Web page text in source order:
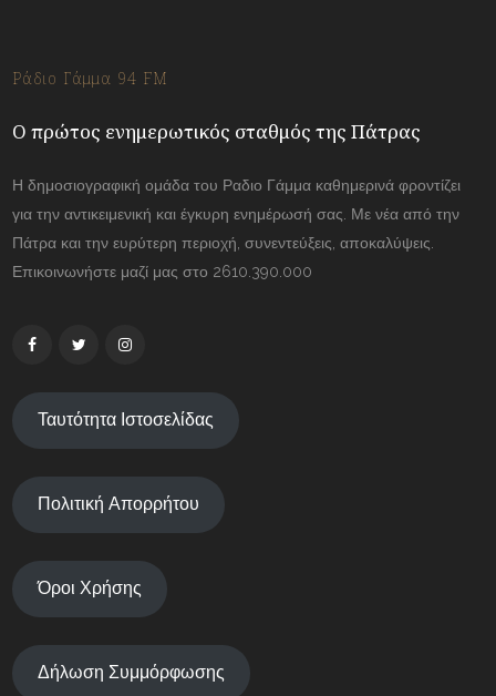
Ράδιο Γάμμα 94 FM
Ο πρώτος ενημερωτικός σταθμός της Πάτρας
Η δημοσιογραφική ομάδα του Ραδιο Γάμμα καθημερινά φροντίζει
για την αντικειμενική και έγκυρη ενημέρωσή σας. Με νέα από την
Πάτρα και την ευρύτερη περιοχή, συνεντεύξεις, αποκαλύψεις.
Επικοινωνήστε μαζί μας στο 2610.390.000
Ταυτότητα Ιστοσελίδας
Πολιτική Απορρήτου
Όροι Χρήσης
Δήλωση Συμμόρφωσης